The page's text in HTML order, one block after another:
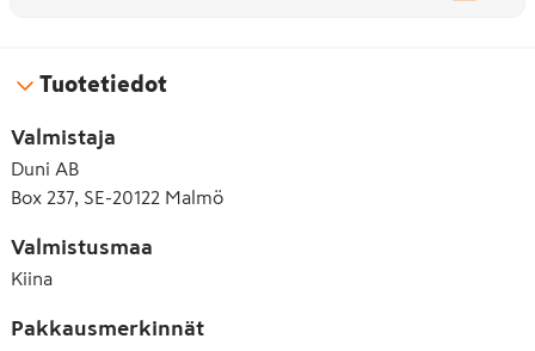
Tuotetiedot
Valmistaja
Duni AB
Box 237, SE-20122 Malmö
Valmistusmaa
Kiina
Pakkausmerkinnät